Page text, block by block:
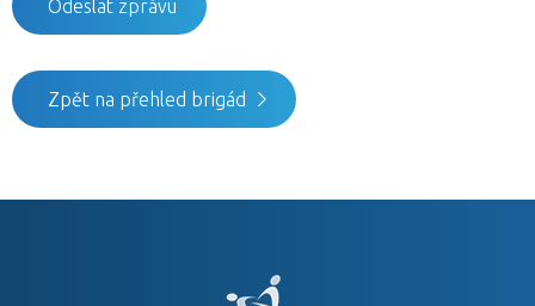
Zpět na přehled brigád